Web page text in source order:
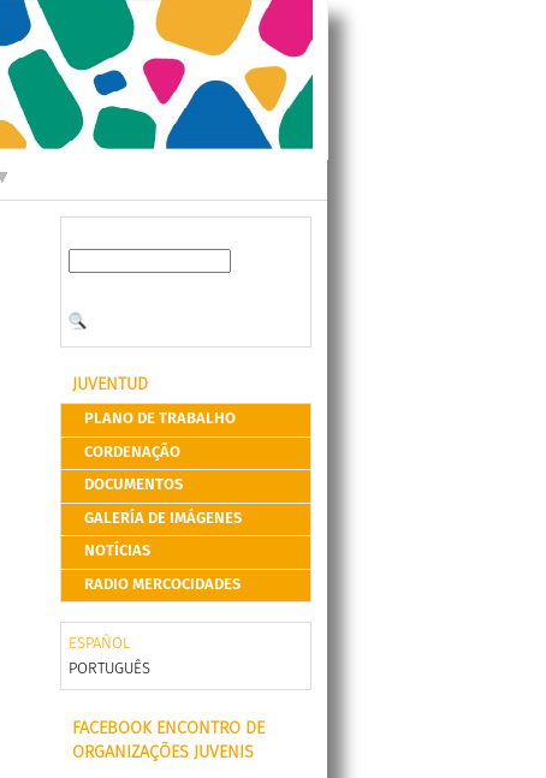
JUVENTUD
PLANO DE TRABALHO
CORDENAÇÃO
DOCUMENTOS
GALERÍA DE IMÁGENES
NOTÍCIAS
RADIO MERCOCIDADES
ESPAÑOL
PORTUGUÊS
FACEBOOK ENCONTRO DE
ORGANIZAÇÕES JUVENIS